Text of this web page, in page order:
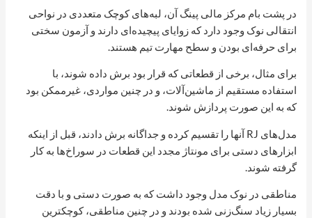
در پشت بام مرکز مالی پینگ آن، لبه‌های کوچک متعددی در نواحی
انتقالی نوک وجود دارد که زوایای پیچیده‌ای دارند و آزمون سختی
برای حرفه‌ای بودن و سطح مهارت تیم هستند.
برای مثال، برخی از قطعاتی که قرار بود برش داده شوند، با
استفاده مستقیم از ماشین‌آلات، و در چنین مواردی، غیرممکن بود
که به این صورت پردازش شوند.
مدل‌های RJ آنها را تقسیم کرده و جداگانه برش دادند، قبل از اینکه
ابزارهای دستی برای مونتاژ مجدد این قطعات در سوراخ‌ها به کار
گرفته شوند.
مناطقی در نوک مدل وجود داشت که به صورت دستی و با دقت
بسیار زیاد سنگ‌زنی شده بودند و در چنین مناطقی، کوچکترین